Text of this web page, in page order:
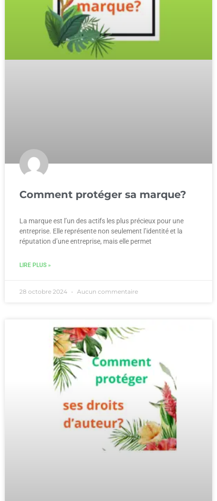
Comment protéger sa marque?
La marque est l’un des actifs les plus précieux pour une
entreprise. Elle représente non seulement l’identité et la
réputation d’une entreprise, mais elle permet
LIRE PLUS »
28 octobre 2024 Aucun commentaire